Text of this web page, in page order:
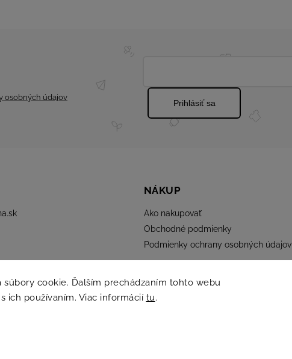
súbory cookie. Ďalším prechádzaním tohto webu
ich používaním. Viac informácií tu.
NÁKUP
Ako nakupovať
Obchodné podmienky
Podmienky ochrany osobných údajov
osobných údajov
Prihlásiť sa